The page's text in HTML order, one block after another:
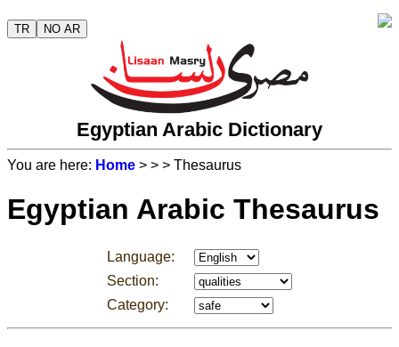
TR NO AR
Egyptian Arabic Dictionary
You are here: Home > > > Thesaurus
Egyptian Arabic Thesaurus
Language:
Section:
Category: